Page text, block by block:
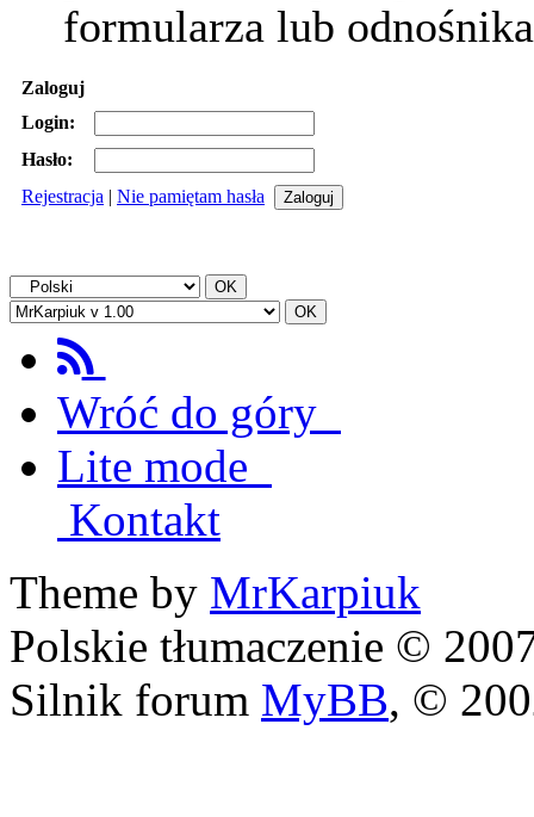
formularza lub
Zaloguj
Login:
Hasło:
Rejestracja | Nie pamiętam hasła
Wróć do góry
Lite mode
Kontakt
Theme by MrKarpiuk
Polskie tłumaczenie ©
Silnik forum MyBB, ©